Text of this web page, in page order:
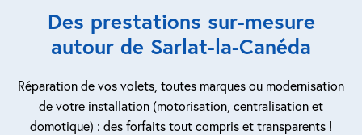
Des prestations sur-mesure
autour de Sarlat-la-Canéda
Réparation de vos volets, toutes marques ou modernisation
de votre installation (motorisation, centralisation et
domotique) : des forfaits tout compris et transparents !